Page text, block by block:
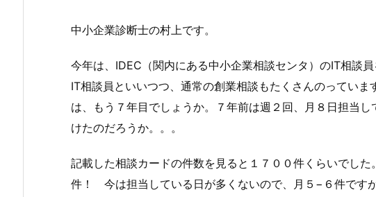
中小企業診断士の村上です。
今年は、IDEC（関内にある中小企業相談センタ）のIT相談
IT相談員といいつつ、通常の創業相談もたくさんのってい
は、もう７年目でしょうか。７年前は週２回、月８日担当
けたのだろうか。。。
記載した相談カードの件数を見ると１７００件くらいでし
件！ 今は担当している日が多くないので、月５−６件です